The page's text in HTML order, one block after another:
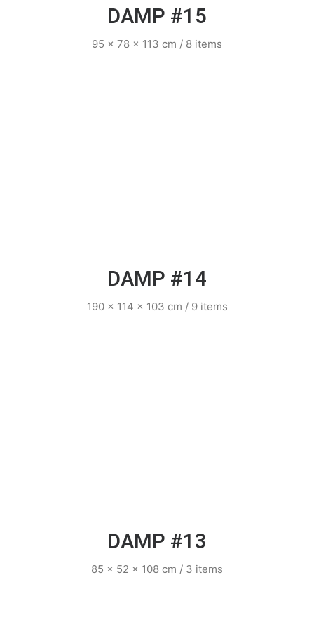
DAMP #15
95 x 78 x 113 cm / 8 items
DAMP #14
190 x 114 x 103 cm / 9 items
DAMP #13
85 x 52 x 108 cm / 3 items